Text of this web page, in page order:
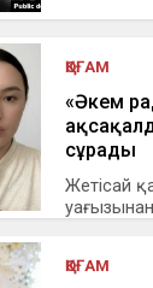
ҚОҒАМ
«Әкем
сұрады
Жетісай
ҚОҒАМ